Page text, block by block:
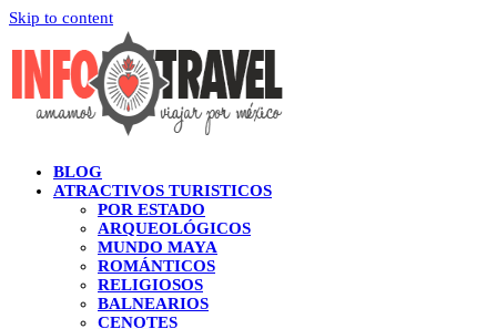
Skip to content
BLOG
ATRACTIVOS TURISTICOS
POR ESTADO
ARQUEOLÓGICOS
MUNDO MAYA
ROMÁNTICOS
RELIGIOSOS
BALNEARIOS
CENOTES